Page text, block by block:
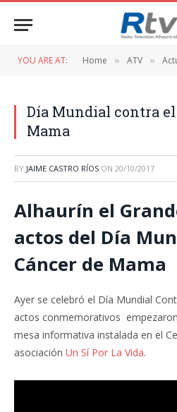
YOU ARE AT: Home » ATV »
Día Mundial contra el
Mama
BY JAIME CASTRO RÍOS ON 20/10/2017
Alhaurín el
actos del Día
Cáncer de Mama
Ayer se celebró el Día Mundial
actos conmemorativos
mesa informativa instalada en el
asociación Un Sí Por La Vida.